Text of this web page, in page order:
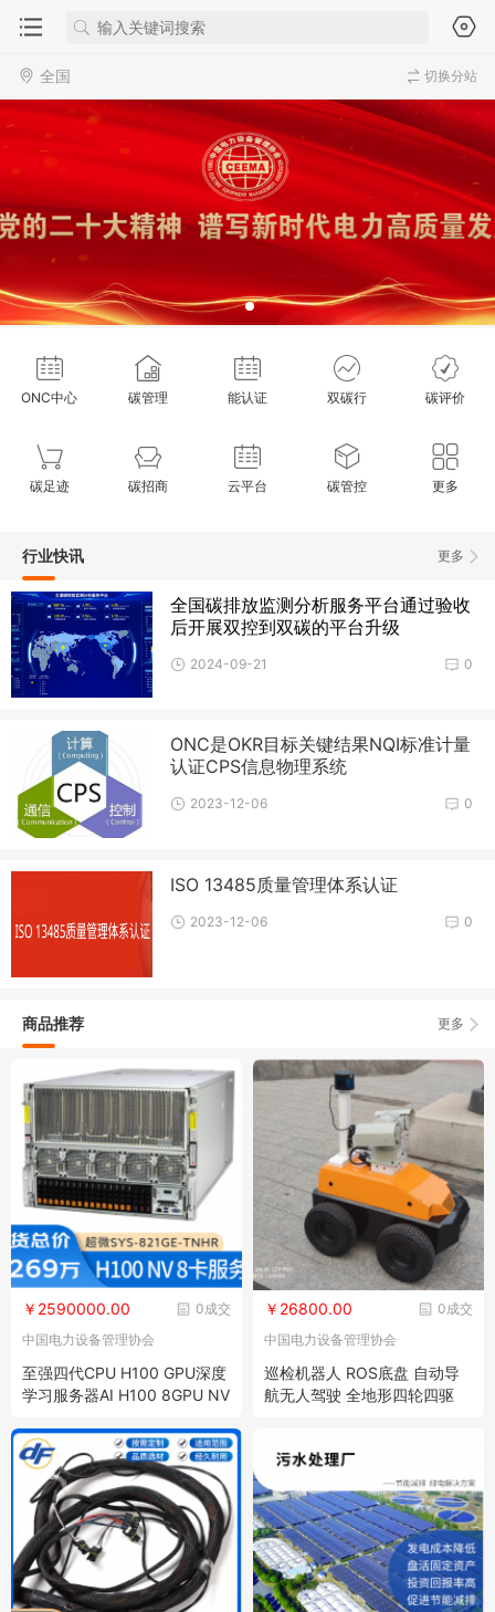
切换分站
全国
ONC中心 碳管理 能认证 双碳行 碳评价
碳足迹 碳招商 云平台 碳管控 更多
更多
行业快讯
全国碳排放监测分析服务平台通过验收
后开展双控到双碳的平台升级
0
2024-09-21
ONC是OKR目标关键结果NQI标准计量
认证CPS信息物理系统
0
2023-12-06
ISO 13485质量管理体系认证
0
2023-12-06
更多
商品推荐
0成交
￥2590000.00
中国电力设备管理协会
至强四代CPU H100 GPU深度
学习服务器AI H100 8GPU NV
0成交
￥26800.00
中国电力设备管理协会
巡检机器人 ROS底盘 自动导
航无人驾驶 全地形四轮四驱